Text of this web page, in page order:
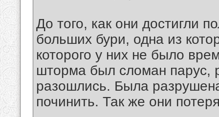
До того, как они достигли
больших бури, одна из
которого у них не было
шторма был сломан парус,
разошлись. Была
починить. Так же они